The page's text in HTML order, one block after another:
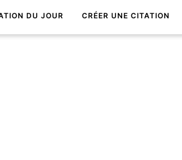
DU JOUR CRÉER UNE CITATION